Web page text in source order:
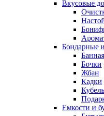
Вкусовые
Бондарные
Бочки
Жбан
Кадки
Емкости и